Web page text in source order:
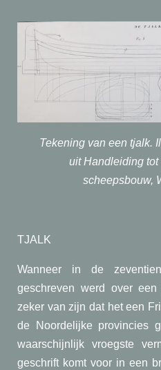
Tekening van een tjalk.
uit Handleiding
scheepsbouw,
TJALK
Wanneer in de
geschreven werd over
zeker van zijn dat het een
de Noordelijke provincies
waarschijnlijk vroegste
geschrift komt voor in een